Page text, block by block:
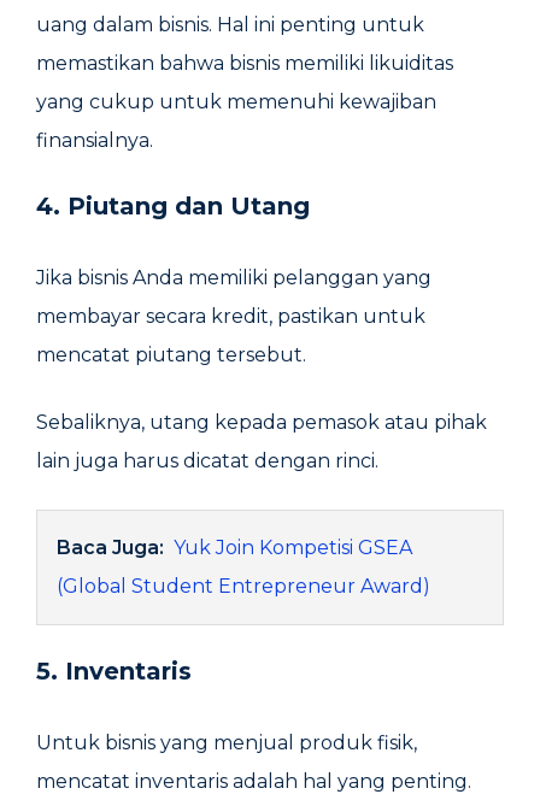
uang dalam bisnis. Hal ini penting untuk
memastikan bahwa bisnis memiliki likuiditas
yang cukup untuk memenuhi kewajiban
finansialnya.
4. Piutang dan Utang
Jika bisnis Anda memiliki pelanggan yang
membayar secara kredit, pastikan untuk
mencatat piutang tersebut.
Sebaliknya, utang kepada pemasok atau pihak
lain juga harus dicatat dengan rinci.
Baca Juga: Yuk Join Kompetisi GSEA
(Global Student Entrepreneur Award)
5. Inventaris
Untuk bisnis yang menjual produk fisik,
mencatat inventaris adalah hal yang penting.